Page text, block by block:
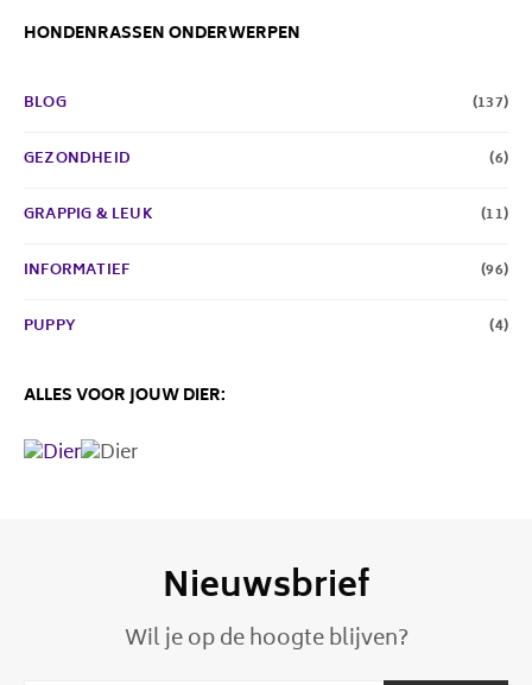
HONDENRASSEN ONDERWERPEN
BLOG (137)
GEZONDHEID (6)
GRAPPIG & LEUK (11)
INFORMATIEF (96)
PUPPY (4)
ALLES VOOR JOUW DIER:
Nieuwsbrief
Wil je op de hoogte blijven?